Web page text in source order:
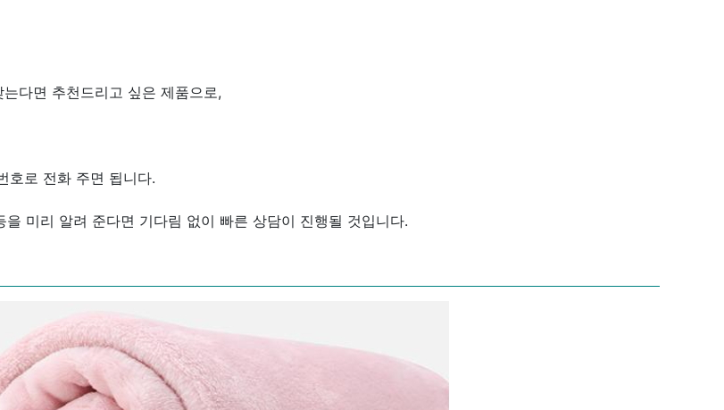
다면 추천드리고 싶은 제품으로,
호로 전화 주면 됩니다.
미리 알려 준다면 기다림 없이 빠른 상담이 진행될 것입니다.